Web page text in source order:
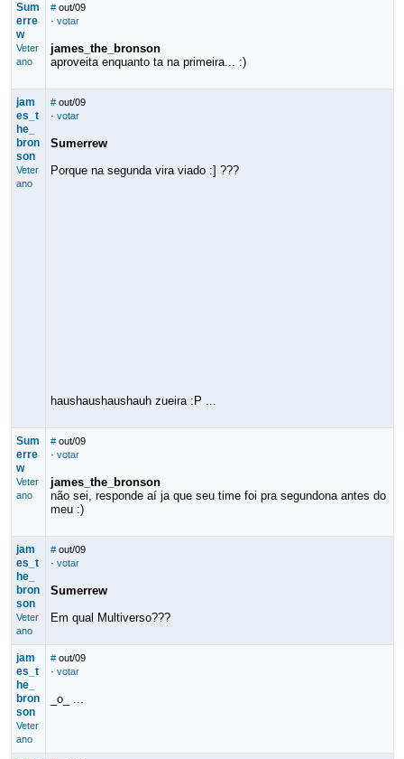
Sum
erre
w
Veter
ano
# out/09
· votar
james_the_bronson
aproveita enquanto ta na primeira... :)
jam
es_t
he_
bron
son
Veter
ano
# out/09
· votar
Sumerrew
Porque na segunda vira viado :] ???
haushaushaushauh zueira :P ...
Sum
erre
w
Veter
ano
# out/09
· votar
james_the_bronson
não sei, responde aí ja que seu time foi pra segundona antes do
meu :)
jam
es_t
he_
bron
son
Veter
ano
# out/09
· votar
Sumerrew
Em qual Multiverso???
jam
es_t
he_
bron
son
Veter
ano
# out/09
· votar
_o_ ...